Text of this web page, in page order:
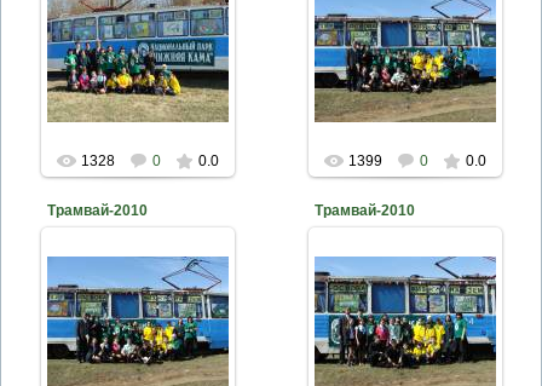
2010-04-26
naturalist
1328 0 0.0
2010-04-26
naturalist
1399 0 0.0
Трамвай-2010
2010-04-26
naturalist
Трамвай-2010
2010-04-26
naturalist